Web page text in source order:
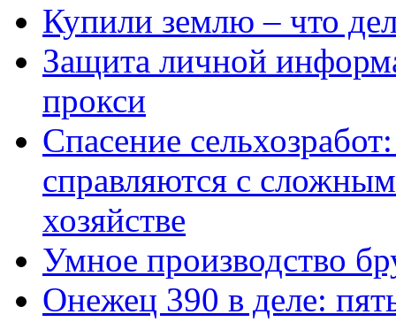
Купили землю – что
Защита личной
прокси
Спасение
справляются с
хозяйстве
Умное производство
Онежец 390 в деле: